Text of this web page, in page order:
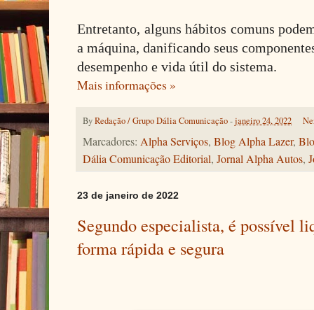
Entretanto, alguns hábitos comuns
a máquina, danificando seus
desempenho e vida útil do sistema.
Mais informações »
ByRedação / Grupo Dália Comunicação-janeiro 24, 2022
Marcadores: Alpha Serviços, Blog Alpha Lazer,
Dália Comunicação Editorial, Jornal Alpha Autos,
23 de janeiro de 2022
Segundo especialista, é possível
forma rápida e segura